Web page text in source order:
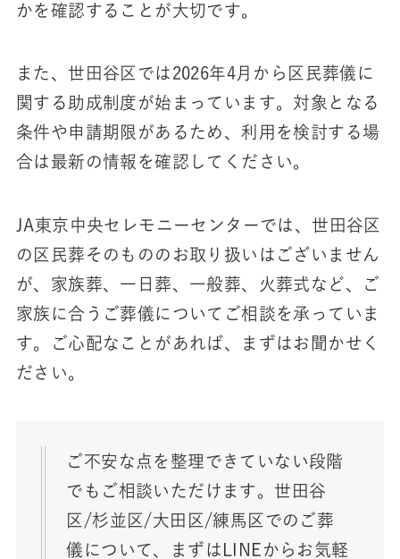
かを確認することが大切です。
また、世田谷区では2026年4月から区民葬儀に
関する助成制度が始まっています。対象となる
条件や申請期限があるため、利用を検討する場
合は最新の情報を確認してください。
JA東京中央セレモニーセンターでは、世田谷区
の区民葬そのもののお取り扱いはございません
が、家族葬、一日葬、一般葬、火葬式など、ご
家族に合うご葬儀についてご相談を承っていま
す。ご心配なことがあれば、まずはお聞かせく
ださい。
ご不安な点を整理できていない段階
でもご相談いただけます。世田谷
区/杉並区/大田区/練馬区でのご葬
儀について、まずはLINEからお気軽